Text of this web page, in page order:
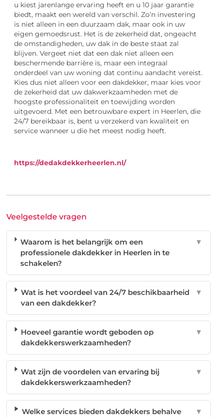
u kiest jarenlange ervaring heeft en u 10 jaar garantie
biedt, maakt een wereld van verschil. Zo’n investering
is niet alleen in een duurzaam dak, maar ook in uw
eigen gemoedsrust. Het is de zekerheid dat, ongeacht
de omstandigheden, uw dak in de beste staat zal
blijven. Vergeet niet dat een dak niet alleen een
beschermende barrière is, maar een integraal
onderdeel van uw woning dat continu aandacht vereist.
Kies dus niet alleen voor een dakdekker, maar kies voor
de zekerheid dat uw dakwerkzaamheden met de
hoogste professionaliteit en toewijding worden
uitgevoerd. Met een betrouwbare expert in Heerlen, die
24/7 bereikbaar is, bent u verzekerd van kwaliteit en
service wanneer u die het meest nodig heeft.
https://dedakdekkerheerlen.nl/
Veelgestelde vragen
Waarom is het belangrijk om een
professionele dakdekker in Heerlen in te
schakelen?
▼
Wat is het voordeel van 24/7 beschikbaarheid
van een dakdekker?
▼
Hoeveel garantie wordt geboden op
dakdekkerswerkzaamheden?
▼
Wat zijn de voordelen van ervaring bij
dakdekkerswerkzaamheden?
▼
Welke services bieden dakdekkers behalve
▼